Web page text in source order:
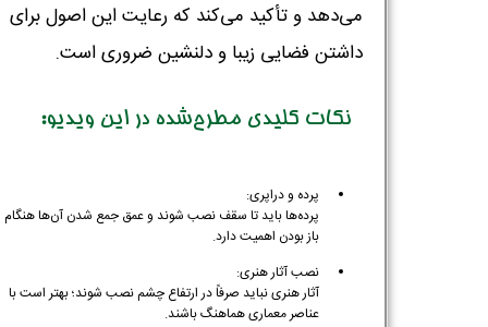
می‌دهد و تأکید می‌کند که رعایت این اصول برای
داشتن فضایی زیبا و دلنشین ضروری است.
نکات کلیدی مطرح‌شده در این ویدیو:
پرده و دراپری:
پرده‌ها باید تا سقف نصب شوند و عمق جمع شدن آن‌ها هنگام
باز بودن اهمیت دارد.
نصب آثار هنری:
آثار هنری نباید صرفاً در ارتفاع چشم نصب شوند؛ بهتر است با
عناصر معماری هماهنگ باشند.